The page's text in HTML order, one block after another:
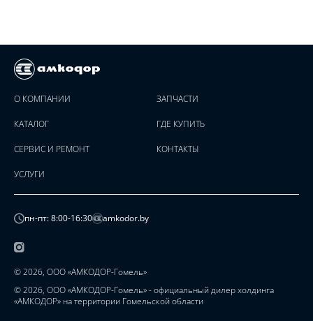
О КОМПАНИИ
КАТАЛОГ
СЕРВИС И РЕМОНТ
УСЛУГИ
ЗАПЧАСТИ
ГДЕ КУПИТЬ
КОНТАКТЫ
пн-пт: 8:00-16:30 amkodor.by
© 2026, ООО «АМКОДОР-Гомель»
© 2026, ООО «АМКОДОР-Гомель» - официальный дилер холдинга
«АМКОДОР» на территории Гомельской области